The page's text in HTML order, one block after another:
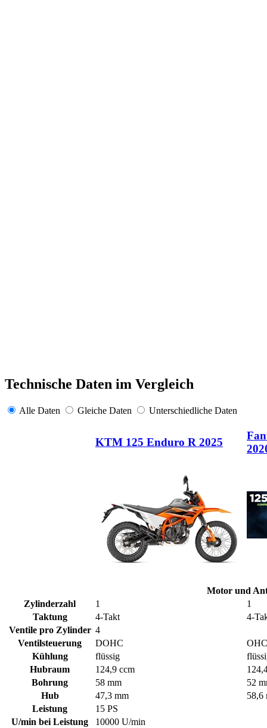
Technische Daten im Vergleich
Alle Daten Gleiche Daten Unterschiedliche Daten
KTM 125 Enduro R 2025
Motor und
Zylinderzahl
1
1
Taktung
4-Takt
4-
Ventile pro Zylinder 4
Ventilsteuerung
DOHC
OHC
Kühlung
flüssig
Hubraum
124,9 ccm
Bohrung
58 mm
52
Hub
47,3 mm
58,6
Leistung
15 PS
U/min bei Leistung
10000 U/min